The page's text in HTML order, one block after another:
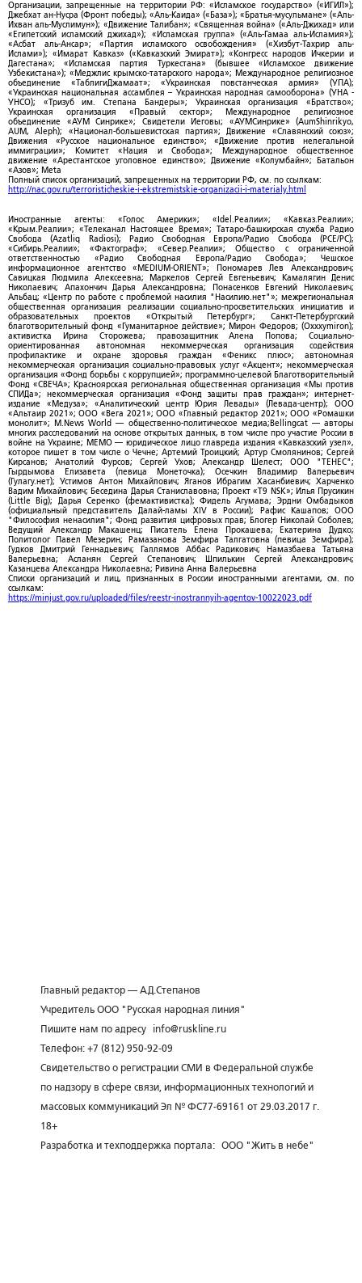
Организации, запрещенные на территории РФ: «Исламское государство» («ИГИЛ»);
Джебхат ан-Нусра (Фронт победы); «Аль-Каида» («База»); «Братья-мусульмане» («Аль-
Ихван аль-Муслимун»); «Движение Талибан»; «Священная война» («Аль-Джихад» или
«Египетский исламский джихад»); «Исламская группа» («Аль-Гамаа аль-Исламия»);
«Асбат аль-Ансар»; «Партия исламского освобождения» («Хизбут-Тахрир аль-
Ислами»); «Имарат Кавказ» («Кавказский Эмират»); «Конгресс народов Ичкерии и
Дагестана»; «Исламская партия Туркестана» (бывшее «Исламское движение
Узбекистана»); «Меджлис крымско-татарского народа»; Международное религиозное
объединение «ТаблигиДжамаат»; «Украинская повстанческая армия» (УПА);
«Украинская национальная ассамблея – Украинская народная самооборона» (УНА -
УНСО); «Тризуб им. Степана Бандеры»; Украинская организация «Братство»;
Украинская организация «Правый сектор»; Международное религиозное
объединение «АУМ Синрике»; Свидетели Иеговы; «АУМСинрике» (AumShinrikyo,
AUM, Aleph); «Национал-большевистская партия»; Движение «Славянский союз»;
Движения «Русское национальное единство»; «Движение против нелегальной
иммиграции»; Комитет «Нация и Свобода»; Международное общественное
движение «Арестантское уголовное единство»; Движение «Колумбайн»; Батальон
«Азов»; Meta
Полный список организаций, запрещенных на территории РФ, см. по ссылкам:
http://nac.gov.ru/terroristicheskie-i-ekstremistskie-organizacii-i-materialy.html
Иностранные агенты: «Голос Америки»; «Idel.Реалии»; «Кавказ.Реалии»;
«Крым.Реалии»; «Телеканал Настоящее Время»; Татаро-башкирская служба Радио
Свобода (Azatliq Radiosi); Радио Свободная Европа/Радио Свобода (PCE/PC);
«Сибирь.Реалии»; «Фактограф»; «Север.Реалии»; Общество с ограниченной
ответственностью «Радио Свободная Европа/Радио Свобода»; Чешское
информационное агентство «MEDIUM-ORIENT»; Пономарев Лев Александрович;
Савицкая Людмила Алексеевна; Маркелов Сергей Евгеньевич; Камалягин Денис
Николаевич; Апахончич Дарья Александровна; Понасенков Евгений Николаевич;
Альбац; «Центр по работе с проблемой насилия "Насилию.нет"»; межрегиональная
общественная организация реализации социально-просветительских инициатив и
образовательных проектов «Открытый Петербург»; Санкт-Петербургский
благотворительный фонд «Гуманитарное действие»; Мирон Федоров; (Oxxxymiron);
активистка Ирина Сторожева; правозащитник Алена Попова; Социально-
ориентированная автономная некоммерческая организация содействия
профилактике и охране здоровья граждан «Феникс плюс»; автономная
некоммерческая организация социально-правовых услуг «Акцент»; некоммерческая
организация «Фонд борьбы с коррупцией»; программно-целевой Благотворительный
Фонд «СВЕЧА»; Красноярская региональная общественная организация «Мы против
СПИДа»; некоммерческая организация «Фонд защиты прав граждан»; интернет-
издание «Медуза»; «Аналитический центр Юрия Левады» (Левада-центр); ООО
«Альтаир 2021»; ООО «Вега 2021»; ООО «Главный редактор 2021»; ООО «Ромашки
монолит»; M.News World — общественно-политическое медиа;Bellingcat — авторы
многих расследований на основе открытых данных, в том числе про участие России в
войне на Украине; МЕМО — юридическое лицо главреда издания «Кавказский узел»,
которое пишет в том числе о Чечне; Артемий Троицкий; Артур Смолянинов; Сергей
Кирсанов; Анатолий Фурсов; Сергей Ухов; Александр Шелест; ООО "ТЕНЕС";
Гырдымова Елизавета (певица Монеточка); Осечкин Владимир Валерьевич
(Гулагу.нет); Устимов Антон Михайлович; Яганов Ибрагим Хасанбиевич; Харченко
Вадим Михайлович; Беседина Дарья Станиславовна; Проект «T9 NSK»; Илья Прусикин
(Little Big); Дарья Серенко (фемактивистка); Фидель Агумава; Эрдни Омбадыков
(официальный представитель Далай-ламы XIV в России); Рафис Кашапов; ООО
"Философия ненасилия"; Фонд развития цифровых прав; Блогер Николай Соболев;
Ведущий Александр Макашенц; Писатель Елена Прокашева; Екатерина Дудко;
Политолог Павел Мезерин; Рамазанова Земфира Талгатовна (певица Земфира);
Гудков Дмитрий Геннадьевич; Галлямов Аббас Радикович; Намазбаева Татьяна
Валерьевна; Асланян Сергей Степанович; Шпилькин Сергей Александрович;
Казанцева Александра Николаевна; Ривина Анна Валерьевна
Списки организаций и лиц, признанных в России иностранными агентами, см. по
ссылкам:
https://minjust.gov.ru/uploaded/files/reestr-inostrannyih-agentov-10022023.pdf
Главный редактор — А.Д.Степанов
Учредитель ООО "Русская народная линия"
Пишите нам по адресу
info@ruskline.ru
Телефон: +7 (812) 950-92-09
Свидетельство о регистрации СМИ в Федеральной службе
по надзору в сфере связи, информационных технологий и
массовых коммуникаций Эл № ФС77-69161 от 29.03.2017 г.
18+
Разработка и техподдержка портала: ООО "Жить в небе"